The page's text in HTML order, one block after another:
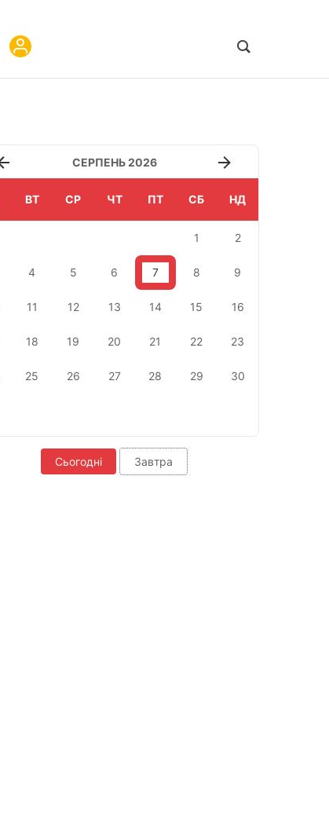
СЕРПЕНЬ 2026
ВТ СР ЧТ ПТ СБ НД
1 2
4 5 6 7 8 9
11 12 13 14 15 16
18 19 20 21 22 23
25 26 27 28 29 30
Сьогодні Завтра